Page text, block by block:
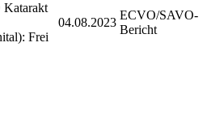
Frei
04.08.2023
ECVO/SAVO-
Bericht